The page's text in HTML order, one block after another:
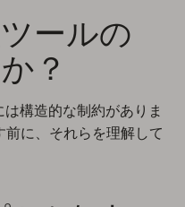
ールの
？
構造的な制約がありま
に、それらを理解して